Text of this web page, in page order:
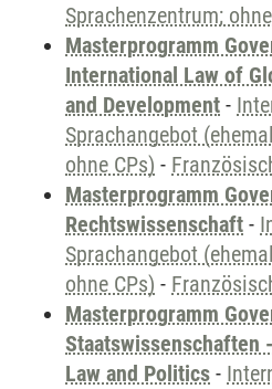
Sprachenzentrum;
Masterprogramm
International Law of
and Development -
Sprachangebot
ohne CPs) -
Masterprogramm
Rechtswissenschaft -
Sprachangebot
ohne CPs) -
Masterprogramm
Staatswissenschaften
Law and Politics -